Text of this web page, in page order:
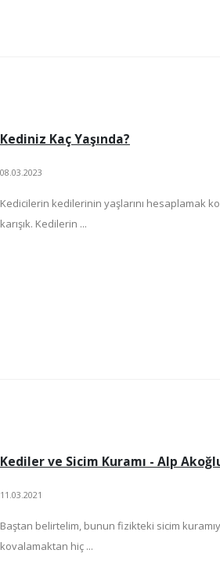
Kediniz Kaç Yaşında?
08.03.2023
Kedicilerin kedilerinin yaşlarını hesaplamak
karışık. Kedilerin ...
Kediler ve Sicim Kuramı - Alp
11.03.2021
Baştan belirtelim, bunun fizikteki sicim
kovalamaktan hiç ...